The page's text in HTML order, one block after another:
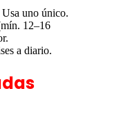
uno único.
12–16
a diario.